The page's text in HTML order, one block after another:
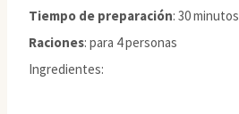
Tiempo de preparación: 30 minutos
Raciones: para 4 personas
Ingredientes: